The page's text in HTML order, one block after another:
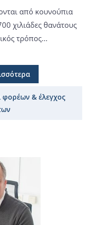
από κουνούπια
χιλιάδες θανάτους
τρόπος...
φορέων & έλεγχος